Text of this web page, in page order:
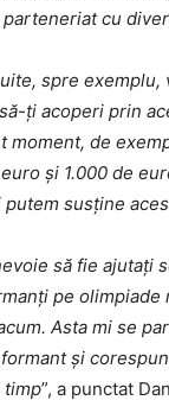
cu
spre exemplu,
ți acoperi prin
moment, de
și 1.000 de
susține
să fie ajutaţi
pe
Asta mi se
şi
timp”, a punctat